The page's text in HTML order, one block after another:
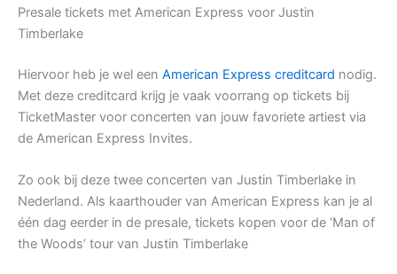
Presale tickets met American Express voor Justin
Timberlake
Hiervoor heb je wel een American Express creditcard nodig.
Met deze creditcard krijg je vaak voorrang op tickets bij
TicketMaster voor concerten van jouw favoriete artiest via
de American Express Invites.
Zo ook bij deze twee concerten van Justin Timberlake in
Nederland. Als kaarthouder van American Express kan je al
één dag eerder in de presale, tickets kopen voor de ‘Man of
the Woods’ tour van Justin Timberlake